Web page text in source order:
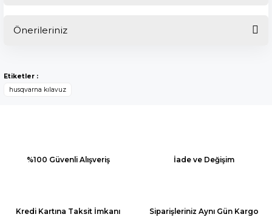
Önerileriniz
kullanarak tarafımıza iletebilirsiniz.
Görüş ve önerileriniz için teşekkür ederiz.
Ürün bilgilerinde hatalar bulunuyor.
Etiketler :
husqvarna kılavuz
%100 Güvenli Alışveriş İade ve Değişim
Kredi Kartına Taksit İmkanı
Siparişleriniz Aynı Gün Kargo